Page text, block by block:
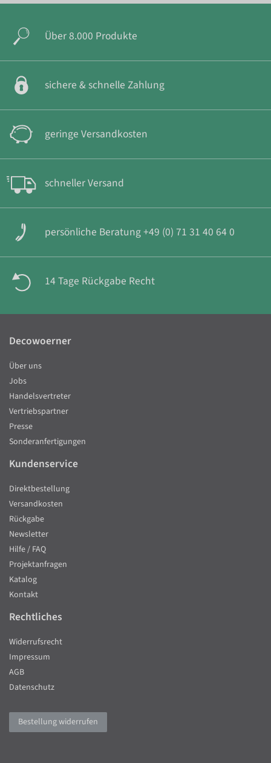
Über 8.000 Produkte
sichere & schnelle Zahlung
geringe Versandkosten
schneller Versand
persönliche Beratung +49 (0) 71 31 40 64 0
14 Tage Rückgabe Recht
Decowoerner
Über uns
Jobs
Handelsvertreter
Vertriebspartner
Presse
Sonderanfertigungen
Kundenservice
Direktbestellung
Versandkosten
Rückgabe
Newsletter
Hilfe / FAQ
Projektanfragen
Katalog
Kontakt
Rechtliches
Widerrufsrecht
Impressum
AGB
Datenschutz
Bestellung widerrufen